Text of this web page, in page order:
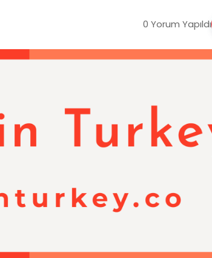
0 Yorum Yapıldı